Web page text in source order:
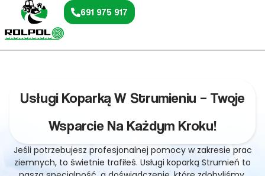
691 975 917
Usługi Koparką W Strumieniu – Twoje
Wsparcie Na Każdym Kroku!
Jeśli potrzebujesz profesjonalnej pomocy w zakresie prac
ziemnych, to świetnie trafiłeś. Usługi koparką Strumień to